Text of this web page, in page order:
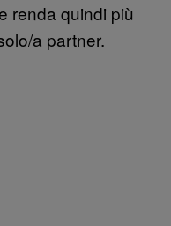
renda quindi più
a partner.